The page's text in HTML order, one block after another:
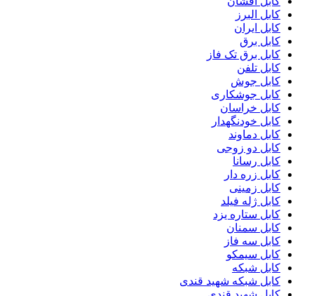
کابل البرز
کابل ایران
کابل برق
کابل برق تک فاز
کابل تلفن
کابل جوش
کابل جوشکاری
کابل خراسان
کابل خودنگهدار
کابل دماوند
کابل دو زوجی
کابل رسانا
کابل زره دار
کابل زمینی
کابل ژله فیلد
کابل ستاره یزد
کابل سمنان
کابل سه فاز
کابل سیمکو
کابل شبکه
کابل شبکه شهید قندی